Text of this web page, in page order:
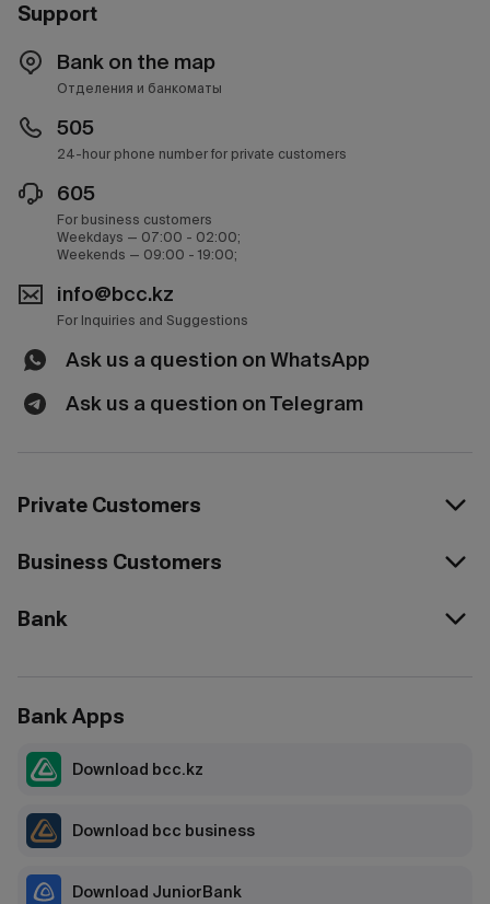
Support
Bank on the map
Отделения и банкоматы
505
24-hour phone number for private customers
605
For business customers
Weekdays — 07:00 - 02:00;
Weekends — 09:00 - 19:00;
info@bcc.kz
For Inquiries and Suggestions
Ask us a question on WhatsApp
Ask us a question on Telegram
Private Customers
Business Customers
Bank
Bank Apps
Download bcc.kz
Download bcc business
Download JuniorBank